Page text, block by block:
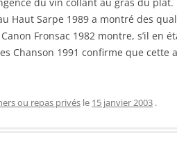
Haut Sarpe 1989 a montré des
Canon Fronsac 1982 montre, s’il
Chanson 1991 confirme que
ou repas privés le 15 janvier 2003 .